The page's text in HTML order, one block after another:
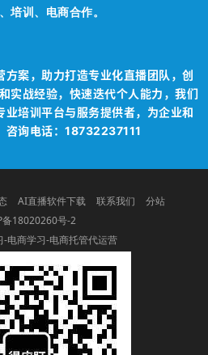
培训、电商合作。
方案，助力打造专业化直播团队，创
实战经验，快速迭代个人能力，我们
培训平台与服务提供者，为企业和
咨询电话：18732237111
AI直播软件下载 联系我们
分站
备18020260号-2
-电商学习-电商托管代运营